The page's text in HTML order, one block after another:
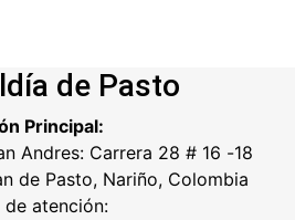
de Pasto
Principal:
Andres: Carrera 28 # 16 -18
de Pasto, Nariño, Colombia
de atención: